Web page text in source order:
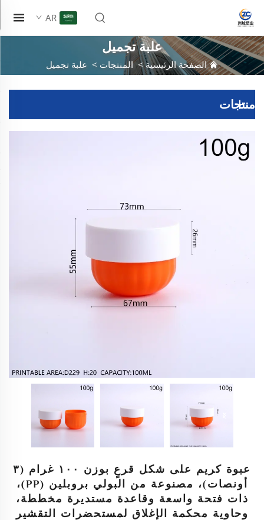
AR
علبة تجميل
الصفحة الرئيسية>المنتجات > علبة تجميل
منتجات
عبوة كريم على شكل قرعٍ بوزن ١٠٠ غرام (٣
أونصات)، مصنوعة من البولي بروبلين (PP)،
ذات فتحة واسعة وقاعدة مستديرة مخططة،
وحاوية محكمة الإغلاق لمستحضرات التقشير